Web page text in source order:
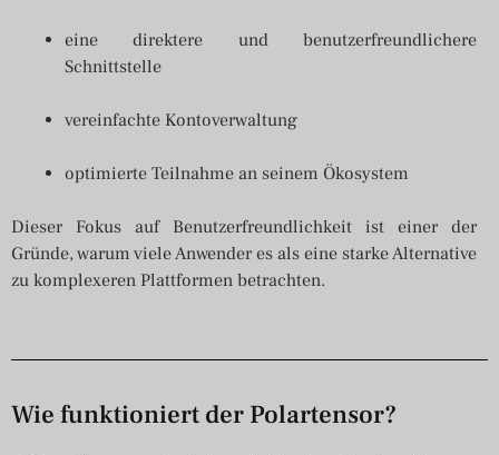
eine direktere und benutzerfreundlichere
Schnittstelle
vereinfachte Kontoverwaltung
optimierte Teilnahme an seinem Ökosystem
Dieser Fokus auf Benutzerfreundlichkeit ist einer der
Gründe, warum viele Anwender es als eine starke Alternative
zu komplexeren Plattformen betrachten.
Wie funktioniert der Polartensor?